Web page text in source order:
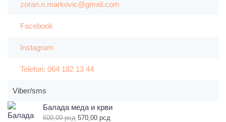
600,00 рсд.
zoran.n.markovic@gmail.com
Facebook
Instagram
Telefon: 064 182 13 44
Viber/sms
Балада меда и крви
600,00рсд Оригинална
570,00 рсд